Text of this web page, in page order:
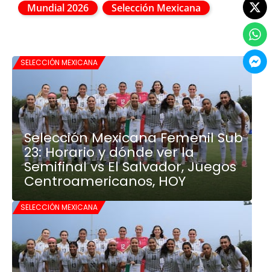
Mundial 2026 Selección Mexicana
SELECCIÓN MEXICANA
Selección Mexicana Femenil Sub
23: Horario y dónde ver la
Semifinal vs El Salvador, Juegos
Centroamericanos, HOY
SELECCIÓN MEXICANA